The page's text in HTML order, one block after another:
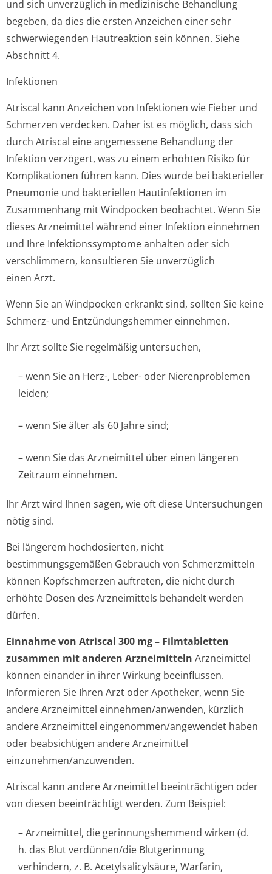
und sich unverzüglich in medizinische Behandlung
begeben, da dies die ersten Anzeichen einer sehr
schwerwiegenden Hautreaktion sein können. Siehe
Abschnitt 4.
Infektionen
Atriscal kann Anzeichen von Infektionen wie Fieber und
Schmerzen verdecken. Daher ist es möglich, dass sich
durch Atriscal eine angemessene Behandlung der
Infektion verzögert, was zu einem erhöhten Risiko für
Komplikationen führen kann. Dies wurde bei bakterieller
Pneumonie und bakteriellen Hautinfektionen im
Zusammenhang mit Windpocken beobachtet. Wenn Sie
dieses Arzneimittel während einer Infektion einnehmen
und Ihre Infektionssymptome anhalten oder sich
verschlimmern, konsultieren Sie unverzüglich
einen Arzt.
Wenn Sie an Windpocken erkrankt sind, sollten Sie keine
Schmerz- und Entzündungshemmer einnehmen.
Ihr Arzt sollte Sie regelmäßig untersuchen,
– wenn Sie an Herz-, Leber- oder Nierenproblemen
leiden;
– wenn Sie älter als 60 Jahre sind;
– wenn Sie das Arzneimittel über einen längeren
Zeitraum einnehmen.
Ihr Arzt wird Ihnen sagen, wie oft diese Untersuchungen
nötig sind.
Bei längerem hochdosierten, nicht
bestimmungsgemäßen Gebrauch von Schmerzmitteln
können Kopfschmerzen auftreten, die nicht durch
erhöhte Dosen des Arzneimittels behandelt werden
dürfen.
Einnahme von Atriscal 300 mg – Filmtabletten
zusammen mit anderen Arzneimitteln Arzneimittel
können einander in ihrer Wirkung beeinflussen.
Informieren Sie Ihren Arzt oder Apotheker, wenn Sie
andere Arzneimittel einnehmen/anwenden, kürzlich
andere Arzneimittel eingenommen/an­gewendet haben
oder beabsichtigen andere Arzneimittel
einzunehmen/an­zuwenden.
Atriscal kann andere Arzneimittel beeinträchtigen oder
von diesen beeinträchtigt werden. Zum Beispiel:
– Arzneimittel, die gerinnungshemmend wirken (d.
h. das Blut verdünnen/die Blutgerinnung
verhindern, z. B. Acetylsalicylsäure, Warfarin,